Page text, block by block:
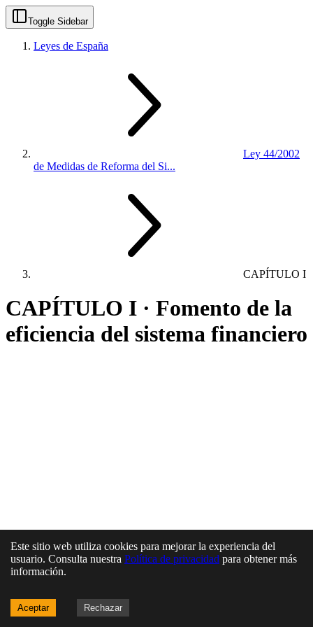
Toggle Sidebar
Leyes de España
Ley 44/2002
de Medidas de Reforma del Si...
CAPÍTULO I
CAPÍTULO I · Fomento de la
eficiencia del sistema financiero
Este sitio web utiliza cookies para mejorar la experiencia del
usuario. Consulta nuestra Política de privacidad para obtener más
información.
Aceptar Rechazar